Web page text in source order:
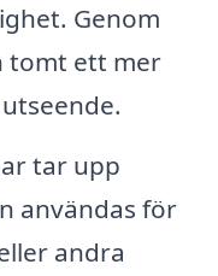
Genom
tomt ett mer
tar upp
användas för
andra